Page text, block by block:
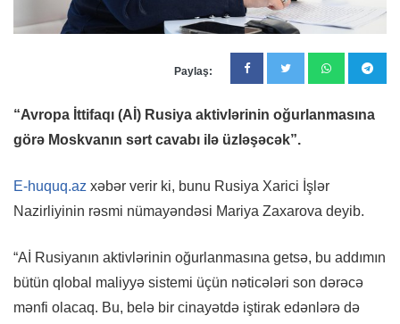
Paylaş:
“Avropa İttifaqı (Aİ) Rusiya aktivlərinin oğurlanmasına
görə Moskvanın sərt cavabı ilə üzləşəcək”.
E-huquq.az xəbər verir ki, bunu Rusiya Xarici İşlər
Nazirliyinin rəsmi nümayəndəsi Mariya Zaxarova deyib.
“Aİ Rusiyanın aktivlərinin oğurlanmasına getsə, bu addımın
bütün qlobal maliyyə sistemi üçün nəticələri son dərəcə
mənfi olacaq. Bu, belə bir cinayətdə iştirak edənlərə də